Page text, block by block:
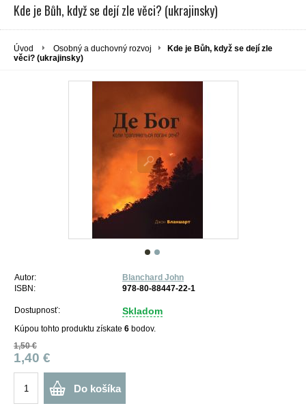
Kde je Bůh, když se dejí zle věci? (ukrajinsky)
Úvod Osobný a duchovný rozvoj
Kde je Bůh, když se dejí zle
věci? (ukrajinsky)
Autor:
Blanchard John
ISBN:
978-80-88447-22-1
Dostupnosť: Skladom
Kúpou tohto produktu získate 6 bodov.
1,50 €
1,40 €
Do košíka